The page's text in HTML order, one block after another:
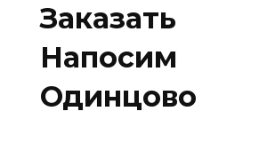
Заказать
Напосим
Одинцово